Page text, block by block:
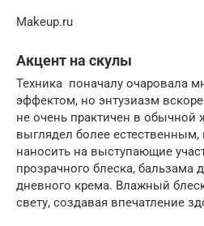
Makeup.ru
Акцент на скулы
Техника поначалу очаровала
эффектом, но энтузиазм
не очень практичен в обычной
выглядел более
наносить на выступающие
прозрачного блеска, бальзама
дневного крема. Влажный
свету, создавая впечатление